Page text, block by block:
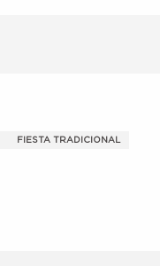
FIESTA TRADICIONAL